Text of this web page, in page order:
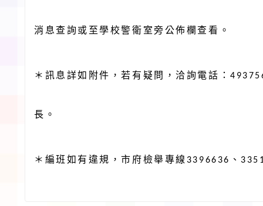
消息查詢或至學校警衛室旁公佈欄查看。
＊訊息詳如附件，若有疑問，洽詢電話：
長。
＊編班如有違規，市府檢舉專線 3396636 、